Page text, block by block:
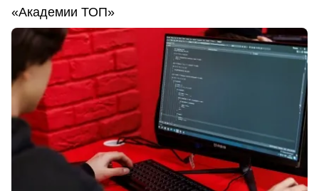
«Академии ТОП»